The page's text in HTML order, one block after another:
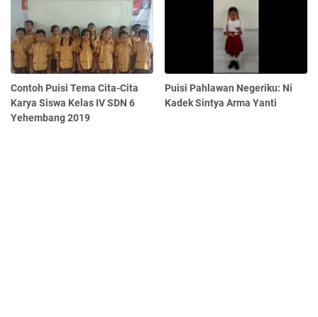
Contoh Puisi Tema Cita-Cita
Karya Siswa Kelas IV SDN 6
Yehembang 2019
Puisi Pahlawan Negeriku: Ni
Kadek Sintya Arma Yanti